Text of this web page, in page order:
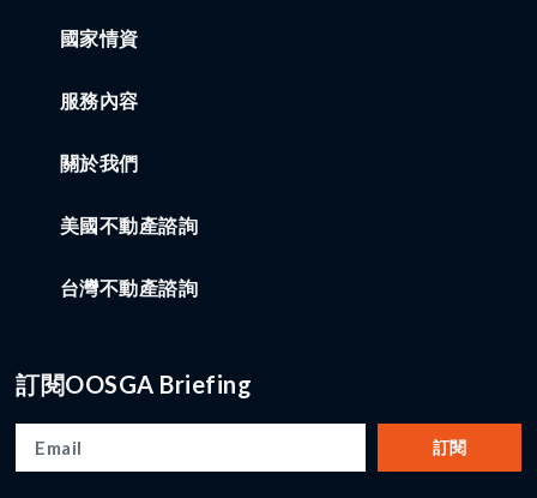
國家情資
服務內容
關於我們
美國不動產諮詢
台灣不動產諮詢
訂閱OOSGA Briefing
訂閱